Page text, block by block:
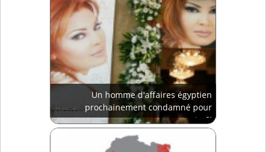
Un homme d'affaires égyptien
prochainement condamné pour
meurtre?!